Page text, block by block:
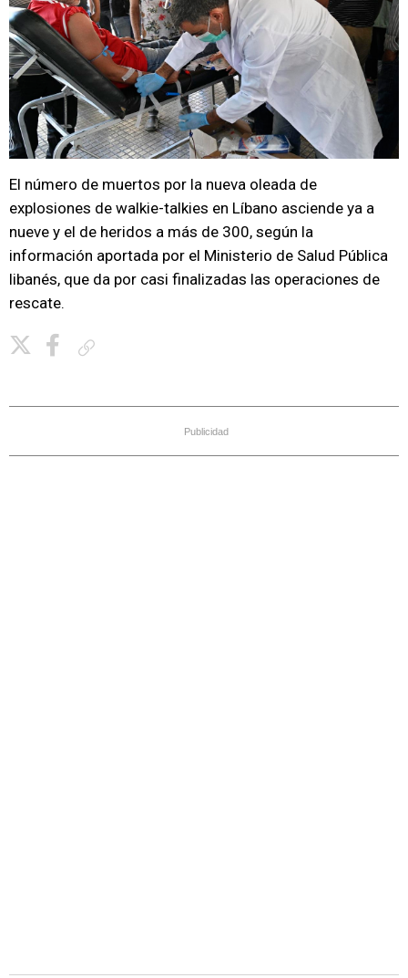
El número de muertos por la nueva oleada de
explosiones de walkie-talkies en Líbano asciende ya a
nueve y el de heridos a más de 300, según la
información aportada por el Ministerio de Salud Pública
libanés, que da por casi finalizadas las operaciones de
rescate.
Publicidad